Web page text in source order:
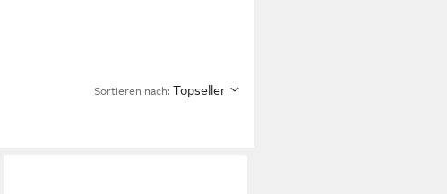
Sortieren nach: Topseller